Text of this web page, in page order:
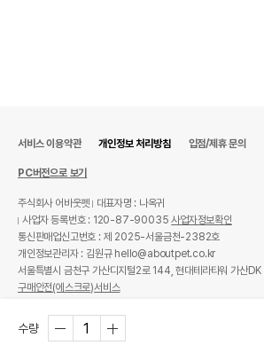
수량
서비스 이용약관 개인정보 처리방침 입점/제휴 문의
PC버전으로 보기
주식회사 어바웃펫
대표자명 : 나옥귀
사업자 등록번호 : 120-87-90035사업자정보확인
통신판매업신고번호 : 제 2025-서울금천-2382호
개인정보관리자 : 김원규 hello@aboutpet.co.kr
서울특별시 금천구 가산디지털2로 144, 현대테라타워 가산
구매안전(에스크로)서비스